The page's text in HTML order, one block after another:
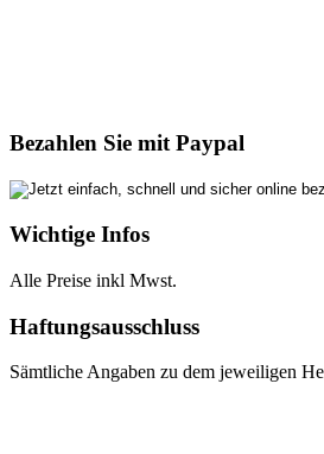
Bezahlen Sie mit Paypal
Wichtige Infos
Alle Preise inkl Mwst.
Haftungsausschluss
Sämtliche Angaben zu dem jeweiligen